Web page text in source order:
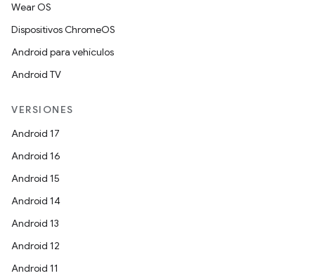
Wear OS
Dispositivos ChromeOS
Android para vehículos
Android TV
VERSIONES
Android 17
Android 16
Android 15
Android 14
Android 13
Android 12
Android 11